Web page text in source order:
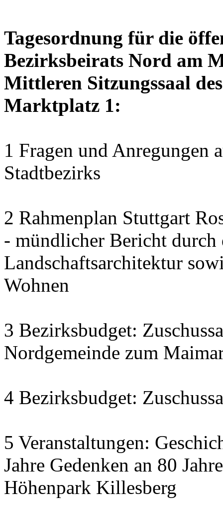
Tagesordnung für die
Bezirksbeirats Nord am
Mittleren Sitzungssaal
Marktplatz 1:
1 Fragen und Anregungen
Stadtbezirks
2 Rahmenplan Stuttgart
- mündlicher Bericht durch
Landschaftsarchitektur
Wohnen
3 Bezirksbudget:
Nordgemeinde zum
4 Bezirksbudget:
5 Veranstaltungen:
Jahre Gedenken an 80
Höhenpark Killesberg